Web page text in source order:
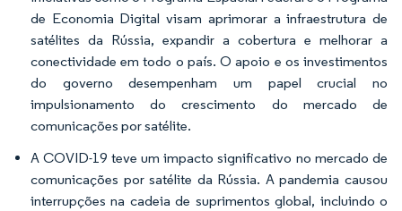
de Economia Digital visam aprimorar a infraestrutura de
satélites da Rússia, expandir a cobertura e melhorar a
conectividade em todo o país. O apoio e os investimentos
do governo desempenham um papel crucial no
impulsionamento do crescimento do mercado de
comunicações por satélite.
A COVID-19 teve um impacto significativo no mercado de
comunicações por satélite da Rússia. A pandemia causou
interrupções na cadeia de suprimentos global, incluindo o